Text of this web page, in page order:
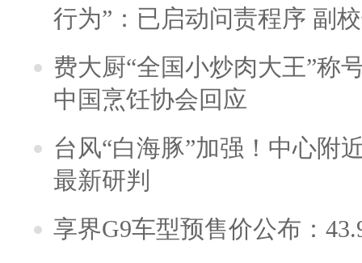
行为”：已启动问责程序 副
费大厨“全国小炒肉大王”称
中国烹饪协会回应
台风“白海豚”加强！中心附
最新研判
享界G9车型预售价公布：